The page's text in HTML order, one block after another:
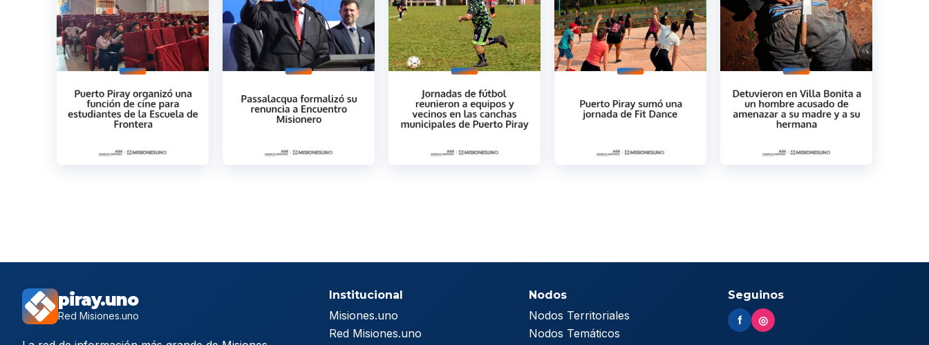
piray.uno
Red Misiones.uno
Institucional
Misiones.uno
Red Misiones.uno
Nodos
Nodos Territoriales
Nodos Temáticos
Seguinos
f ◎